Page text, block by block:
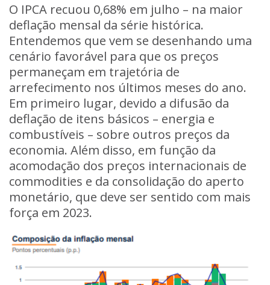
O IPCA recuou 0,68% em julho – na maior
deflação mensal da série histórica.
Entendemos que vem se desenhando uma
cenário favorável para que os preços
permaneçam em trajetória de
arrefecimento nos últimos meses do ano.
Em primeiro lugar, devido a difusão da
deflação de itens básicos – energia e
combustíveis – sobre outros preços da
economia. Além disso, em função da
acomodação dos preços internacionais de
commodities e da consolidação do aperto
monetário, que deve ser sentido com mais
força em 2023.